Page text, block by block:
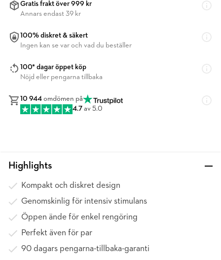
Gratis frakt över 999 kr
Annars endast 39 kr
100% diskret & säkert
Ingen kan se var och vad du beställer
100* dagar öppet köp
Nöjd eller pengarna tillbaka
10 944 omdömen på
4.7 av 5.0
Highlights
Kompakt och diskret design
Genomskinlig för intensiv stimulans
Öppen ände för enkel rengöring
Perfekt även för par
90 dagars pengarna-tillbaka-garanti